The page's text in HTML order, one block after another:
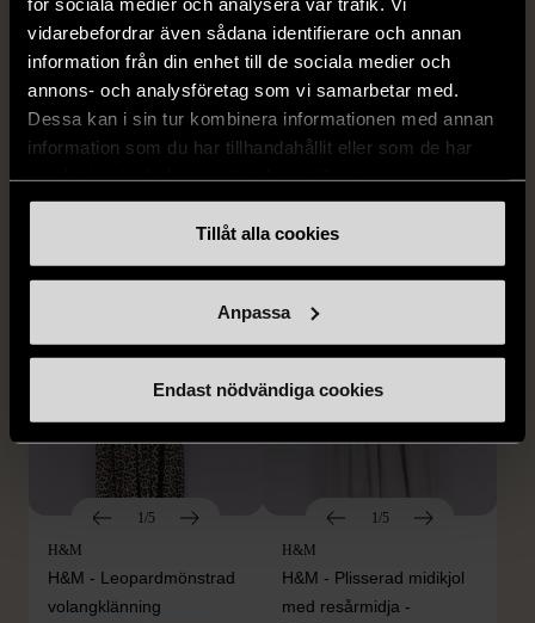
vidarebefordrar även sådana identifierare och annan
information från din enhet till de sociala medier och
annons- och analysföretag som vi samarbetar med.
Dessa kan i sin tur kombinera informationen med annan
information som du har tillhandahållit eller som de har
Tillåt alla cookies
Anpassa
Endast nödvändiga cookies
1/5
SNÖ of Sweden -
Halsband med
cirkelhänge
1/5
Rodebjer - Mönstrad topp
med knappdetalj
399 kr
1/5
H&M
H&M - Leopardmönstrad
volangklänning
1/5
H&M
H&M - Plisserad midikjol
med resårmidja -